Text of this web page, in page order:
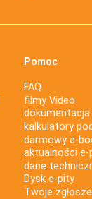
Pomoc
FAQ
filmy Video
dokumentacja
kalkulatory
darmowy e-
aktualności e-
dane
Dysk e-pity
Twoje